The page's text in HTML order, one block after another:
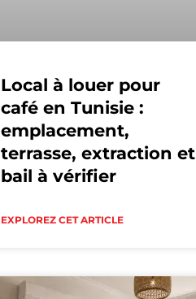
Local à louer pour
café en Tunisie :
emplacement,
terrasse, extraction et
bail à vérifier
EXPLOREZ CET ARTICLE